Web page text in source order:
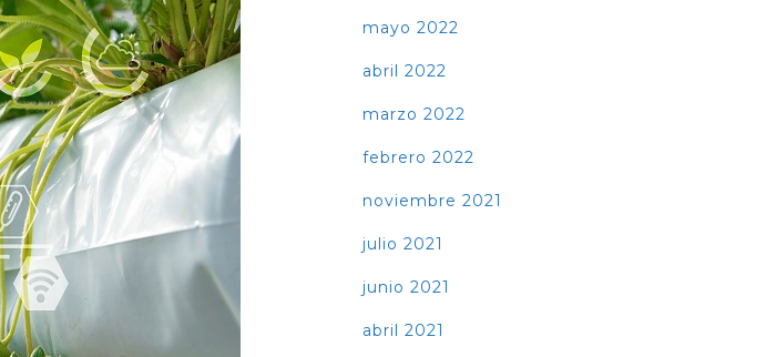
mayo 2022
abril 2022
marzo 2022
febrero 2022
noviembre 2021
julio 2021
junio 2021
abril 2021